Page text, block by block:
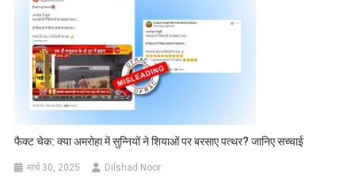
फैक्ट चेक: क्या अमरोहा में सुन्नियों ने शियाओं पर बरसाए पत्थर? जानिए सच्चाई
मार्च 30, 2025 Dilshad Noor